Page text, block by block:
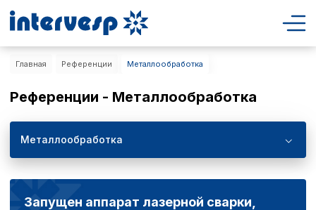
Главная Референции Металлообработка
Референции - Металлообработка
Металлообработка
Запущен аппарат лазерной сварки,